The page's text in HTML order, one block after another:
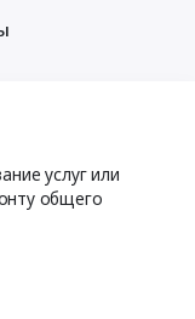
услуг или
общего